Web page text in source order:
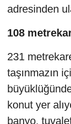
adresinden
108
231
taşınmazın
konut yer
banyo,